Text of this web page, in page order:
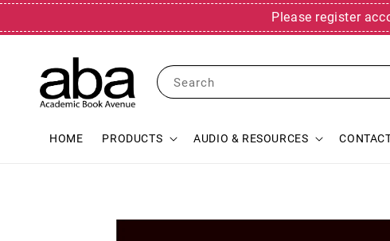
Please register
Search
HOME PRODUCTS AUDIO & RESOURCES